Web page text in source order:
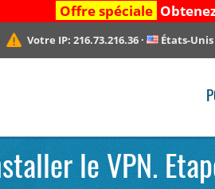
Offre spéciale
Votre IP:216.73.216.36 · États-Unis
le VPN.